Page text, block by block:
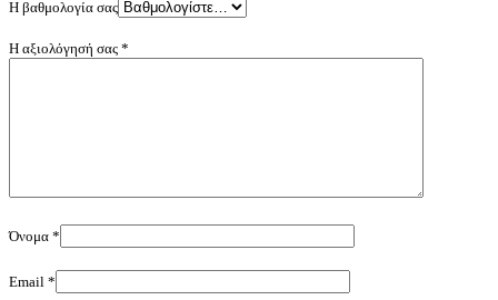
Η βαθμολογία σας
Η αξιολόγησή σας *
Όνομα *
Email *